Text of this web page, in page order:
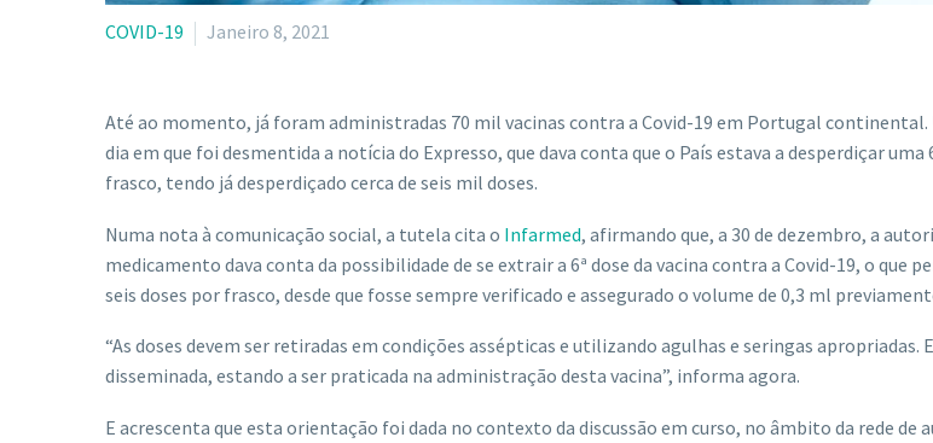
COVID-19 Janeiro 8, 2021
Até ao momento, já foram administradas 70 mil vacinas contra a Covid-19 em Portugal continental.
dia em que foi desmentida a notícia do Expresso, que dava conta que o País estava a desperdiçar uma
frasco, tendo já desperdiçado cerca de seis mil doses.
Numa nota à comunicação social, a tutela cita o Infarmed, afirmando que, a 30 de dezembro, a
medicamento dava conta da possibilidade de se extrair a 6ª dose da vacina contra a Covid-19, o que
seis doses por frasco, desde que fosse sempre verificado e assegurado o volume de 0,3 ml
“As doses devem ser retiradas em condições assépticas e utilizando agulhas e seringas apropriadas.
disseminada, estando a ser praticada na administração desta vacina”, informa agora.
E acrescenta que esta orientação foi dada no contexto da discussão em curso, no âmbito da rede de